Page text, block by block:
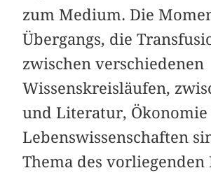
zum Medium. Die
Übergangs, die
zwischen verschiedenen
Wissenskreisläufen,
und Literatur, Ökonomie
Lebenswissenschaften
Thema des vorliegenden